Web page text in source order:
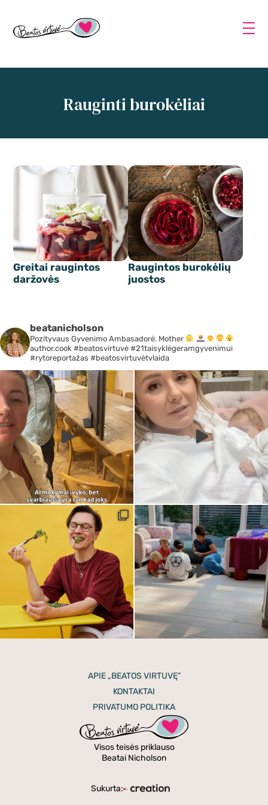
Rauginti burokėliai
Greitai raugintos
daržovės
Raugintos burokėlių
juostos
beatanicholson
Pozityvaus Gyvenimo Ambasadorė. Mother
author.cook #beatosvirtuvė #21taisyklėgeramgyvenimui
#rytoreportažas #beatosvirtuvėtvlaida
APIE „BEATOS VIRTUVĘ”
KONTAKTAI
PRIVATUMO POLITIKA
Visos teisės priklauso
Beatai Nicholson
Sukurta: